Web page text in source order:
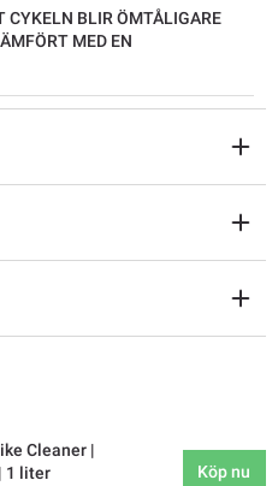
CYKELN BLIR ÖMTÅLIGARE
MED EN
Cleaner |
1 liter
Köp nu